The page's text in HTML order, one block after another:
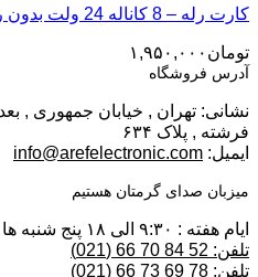
کارت رله – 8 کاناله 24 ولت بدون رله با سوکت 8 پایه برند اٌمرن
تومان ۱,۹۵۰,۰۰۰
آدرس فروشگاه
نشانی: تهران , خیابان جمهوری ,
فرشته , پلاک ۶۳۴
ایمیل: info@arefelectronic.com
میزبان صدای گرمتان هستیم
ایام هفته : ۹:۳۰ الی ۱۸ پنج شنبه ها : ۹:۳۰ الی ۱۳:۳۰
تلفن: 52 84 70 66 (021)
تلفن: 78 69 73 66 (021)